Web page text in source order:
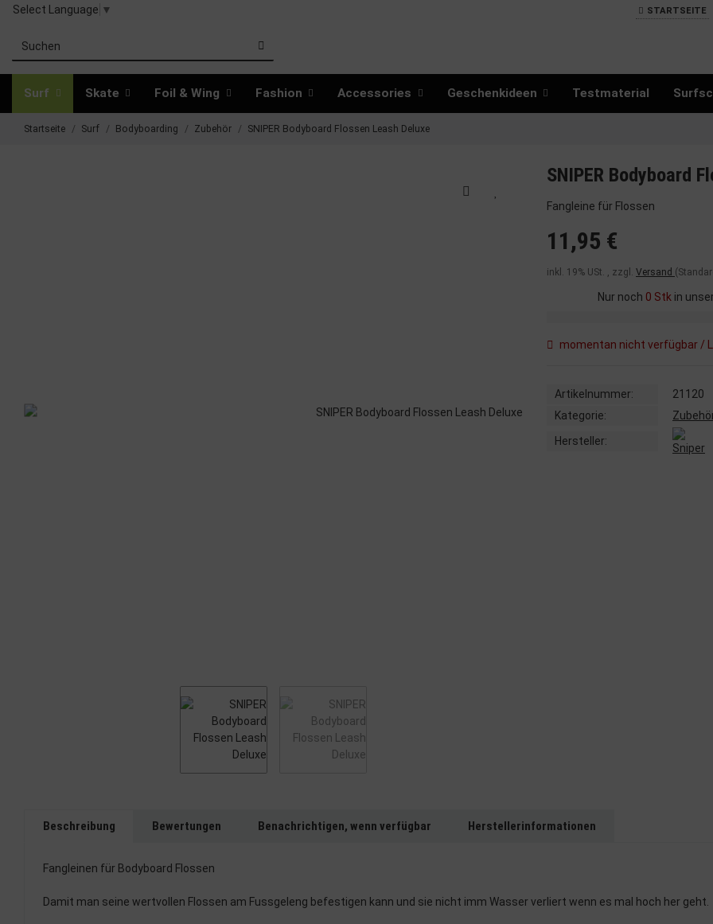
Select Language ▼ STARTSEITE
Surf Skate Foil & Wing Fashion Accessories Geschenkideen Testmaterial
Startseite Surf Bodyboarding Zubehör SNIPER Bodyboard Flossen Leash Deluxe
SNIPER Bodyboard
Fangleine für Flossen
11,95 €
inkl. 19% USt. , zzgl. Versand
Nur noch 0 Stk in
momentan nicht verfügbar /
Artikelnummer:
21120
Kategorie:
Hersteller:
Beschreibung Bewertungen Benachrichtigen, wenn verfügbar Herstellerinformationen
Fangleinen für Bodyboard Flossen
Damit man seine wertvollen Flossen am Fussgeleng befestigen kann und sie nicht imm Wasser verliert wenn es mal hoch her geht.